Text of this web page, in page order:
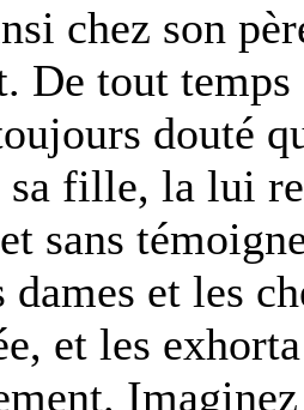
chez son
De tout
douté
sa fille, la lui
sans
dames et les
et les